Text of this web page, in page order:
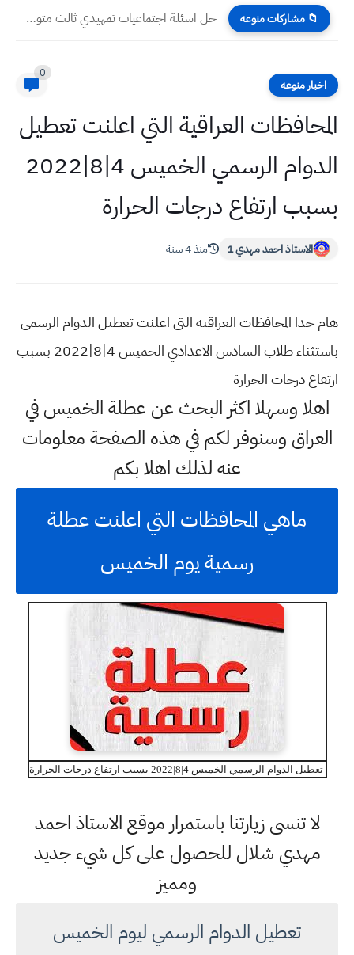
📁 مشاركات منوعه حل اسئلة اجتماعيات تمهيدي ثالث متوسط 2023
اخبار منوعه
0
المحافظات العراقية التي اعلنت تعطيل
الدوام الرسمي الخميس 4|8|2022
بسبب ارتفاع درجات الحرارة
الاستاذ احمد مهدي 1 منذ 4 سنة
هام جدا المحافظات العراقية التي اعلنت تعطيل الدوام الرسمي
باستثناء طلاب السادس الاعدادي الخميس 4|8|2022 بسبب
ارتفاع درجات الحرارة
اهلا وسهلا اكثر البحث عن عطلة الخميس في
العراق وسنوفر لكم في هذه الصفحة معلومات
عنه لذلك اهلا بكم
ماهي المحافظات التي اعلنت عطلة
رسمية يوم الخميس
تعطيل الدوام الرسمي الخميس 4|8|2022 بسبب ارتفاع درجات الحرارة
لا تنسى زيارتنا باستمرار موقع الاستاذ احمد
مهدي شلال للحصول على كل شيء جديد
ومميز
تعطيل الدوام الرسمي ليوم الخميس